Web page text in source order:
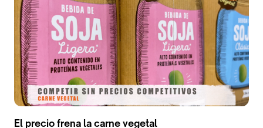
El precio frena la carne vegetal